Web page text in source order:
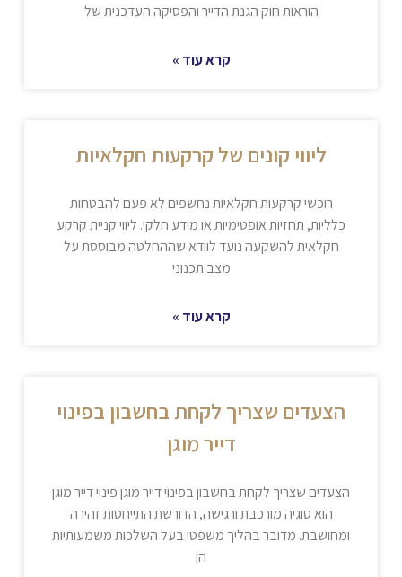
הוראות חוק הגנת הדייר והפסיקה העדכנית של
קרא עוד »
ליווי קונים של קרקעות חקלאיות
רוכשי קרקעות חקלאיות נחשפים לא פעם להבטחות
כלליות, תחזיות אופטימיות או מידע חלקי. ליווי קניית קרקע
חקלאית להשקעה נועד לוודא שההחלטה מבוססת על
מצב תכנוני
קרא עוד »
הצעדים שצריך לקחת בחשבון בפינוי
דייר מוגן
הצעדים שצריך לקחת בחשבון בפינוי דייר מוגן פינוי דייר מוגן
הוא סוגיה מורכבת ורגישה, הדורשת התייחסות זהירה
ומחושבת. מדובר בהליך משפטי בעל השלכות משמעותיות
הן